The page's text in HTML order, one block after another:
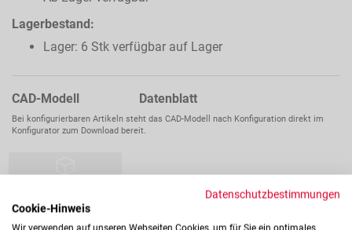
Lagerbestand:
Lager: 6 Stk verfügbar auf Lager
CAD-Modell Datenblatt
Bei konfigurierbaren Artikeln steht das CAD-Modell nach Konfiguration direkt im
Konfigurator zum Download bereit.
Datenschutzbestimmungen
Cookie-Hinweis
Wir verwenden auf unseren Webseiten Cookies, um für Sie ein optimales